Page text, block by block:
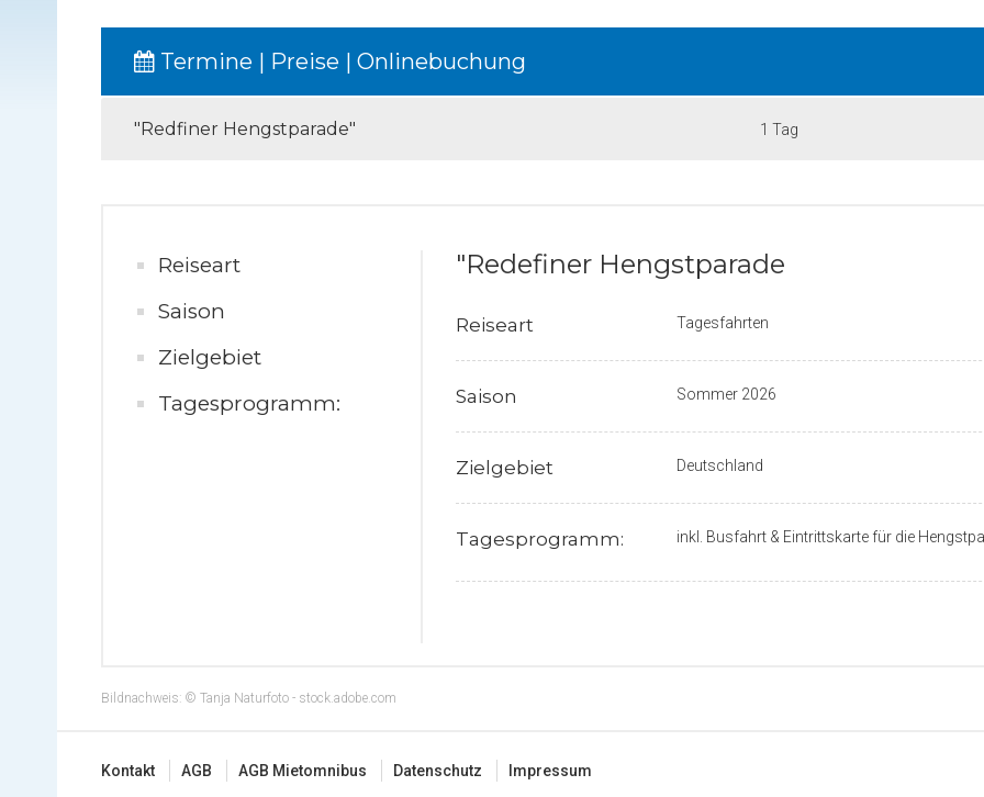
Termine | Preise | Onlinebuchung
"Redfiner Hengstparade" 1 Tag
Reiseart
Saison
Zielgebiet
Tagesprogramm:
"Redefiner Hengstparade
Reiseart Tagesfahrten
Saison Sommer 2026
Zielgebiet Deutschland
Tagesprogramm: inkl. Busfahrt & Eintrittskarte für die
Bildnachweis: © Tanja Naturfoto - stock.adobe.com
Kontakt AGB AGB Mietomnibus Datenschutz Impressum